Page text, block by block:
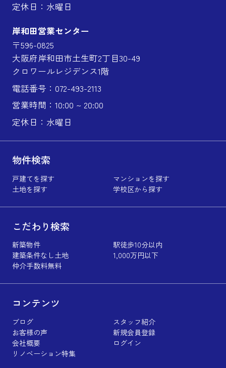
定休日：水曜日
岸和田営業センター
〒596-0825
大阪府岸和田市土生町2丁目30-49
クロワールレジデンス1階
電話番号：072-493-2113
営業時間：10:00 ~ 20:00
定休日：水曜日
物件検索
戸建てを探す
マンションを探す
土地を探す
学校区から探す
こだわり検索
新築物件
駅徒歩10分以内
建築条件なし土地
1,000万円以下
仲介手数料無料
コンテンツ
ブログ
スタッフ紹介
お客様の声
新規会員登録
会社概要
ログイン
リノベーション特集